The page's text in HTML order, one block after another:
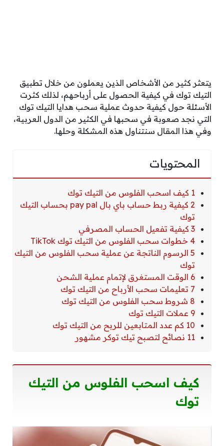
يتعثر كثير من الأشخاص الذين يعملون من خلال تطبيق
التيك توك في كيفية الحصول على أرباحهم، لذلك كثرت
الأسئلة حول كيفية حدوث عملية سحب هدايا التيك توك
التي نجد صعوبة في سحبها في الكثير من الدول العربية،
وفي هذا المقال سنتناول هذه المشكلة وحلها.
المحتويات
1 كيف اسحب الفلوس من التيك توك
2 كيفية ربط حساب باي بال pay pal بحساب التيك
توك
3 كيفية تفعيل الحساب المصرفي
4 خطوات سحب الفلوس من التيك توك TikTok
5 الرسوم الناتجة عن عملية سحب الفلوس من التيك
توك
6 الوقت المستغرق لإتمام عملية الشحن
7 تعليمات سحب الأرباح من التيك توك
8 شروط سحب الفلوس من التيك توك
9 عملات التيك توك
10 كم عدد المتابعين للربح من التيك توك
11 نصائح لتصبح تيك توكر مشهور
كيف اسحب الفلوس من التيك
توك